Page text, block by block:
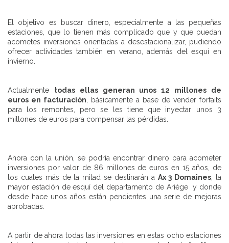
El objetivo es buscar dinero, especialmente a las pequeñas
estaciones, que lo tienen más complicado que y que puedan
acometes inversiones orientadas a desestacionalizar, pudiendo
ofrecer actividades también en verano, además del esquí en
invierno.
Actualmente todas ellas generan unos 12 millones de
euros en facturación , básicamente a base de vender forfaits
para los remontes, pero se les tiene que inyectar unos 3
millones de euros para compensar las pérdidas.
Ahora con la unión, se podría encontrar dinero para acometer
inversiones por valor de 86 millones de euros en 15 años, de
los cuales más de la mitad se destinarán a Ax 3 Domaines , la
mayor estación de esquí del departamento de Ariège
y donde
desde hace unos años están pendientes una serie de mejoras
aprobadas.
A partir de ahora todas las inversiones en estas ocho estaciones